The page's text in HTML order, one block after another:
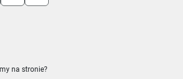
na stronie?